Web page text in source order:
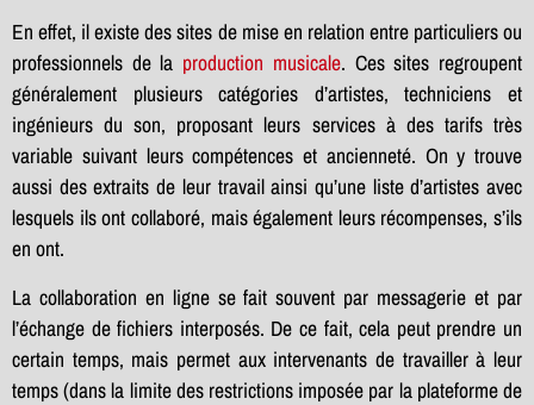
En effet, il existe des sites de mise en relation entre particuliers ou
professionnels de la production musicale. Ces sites regroupent
généralement plusieurs catégories d’artistes, techniciens et
ingénieurs du son, proposant leurs services à des tarifs très
variable suivant leurs compétences et ancienneté. On y trouve
aussi des extraits de leur travail ainsi qu’une liste d’artistes avec
lesquels ils ont collaboré, mais également leurs récompenses, s’ils
en ont.
La collaboration en ligne se fait souvent par messagerie et par
l’échange de fichiers interposés. De ce fait, cela peut prendre un
certain temps, mais permet aux intervenants de travailler à leur
temps (dans la limite des restrictions imposée par la plateforme de